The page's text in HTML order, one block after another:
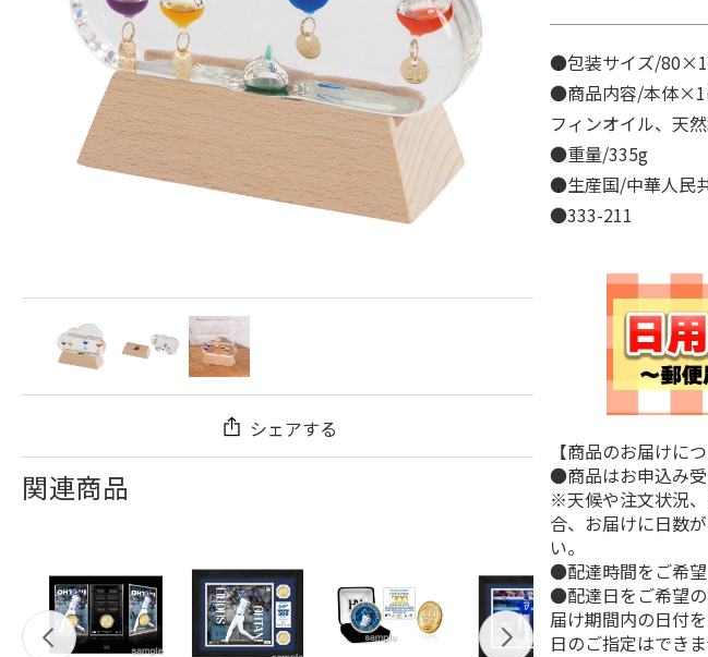
シェアする
関連商品
●包装サイズ/
●商品内容/本体
フィンオイル、天
●重量/335g
●生産国/中華人民
●333-211
【商品のお届けにつ
●商品はお申込み受
※天候や注文状況
合、お届けに日数
い。
●配達時間をご希望
●配達日をご希望
届け期間内の日付
日のご指定はできま